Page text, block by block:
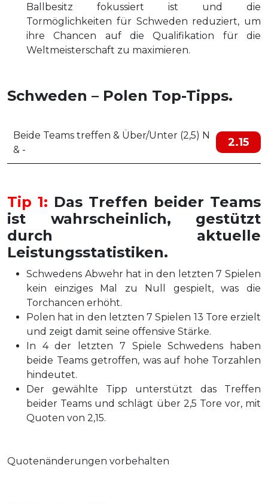
Ballbesitz fokussiert ist und die
Tormöglichkeiten für Schweden reduziert, um
ihre Chancen auf die Qualifikation für die
Weltmeisterschaft zu maximieren.
Schweden – Polen Top-Tipps.
Beide Teams treffen & Über/Unter (2,5) N
& -
2.15
Tip 1: Das Treffen beider Teams
ist wahrscheinlich, gestützt
durch aktuelle
Leistungsstatistiken.
Schwedens Abwehr hat in den letzten 7 Spielen
kein einziges Mal zu Null gespielt, was die
Torchancen erhöht.
Polen hat in den letzten 7 Spielen 13 Tore erzielt
und zeigt damit seine offensive Stärke.
In 4 der letzten 7 Spiele Schwedens haben
beide Teams getroffen, was auf hohe Torzahlen
hindeutet.
Der gewählte Tipp unterstützt das Treffen
beider Teams und schlägt über 2,5 Tore vor, mit
Quoten von 2,15.
Quotenänderungen vorbehalten